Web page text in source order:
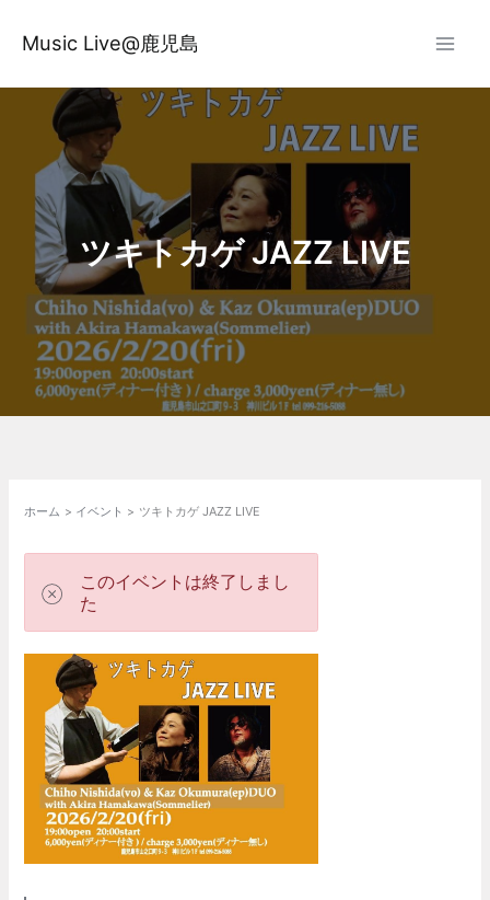
ス
Music Live@鹿児島
ツキトカゲ JAZZ LIVE
ホーム イベント ツキトカゲ JAZZ LIVE
このイベントは終了しまし
た